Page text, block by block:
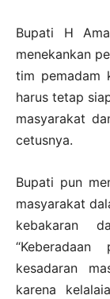
Bupati H
menekankan
tim pemadam
harus tetap
masyarakat
cetusnya.
Bupati pun
masyarakat
kebakaran
kesadaran
karena